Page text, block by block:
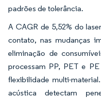
padrões de tolerância.
A CAGR de 5,52% do
contato, nas mudanças
eliminação de
processam PP, PET e
flexibilidade multi-
acústica detectam